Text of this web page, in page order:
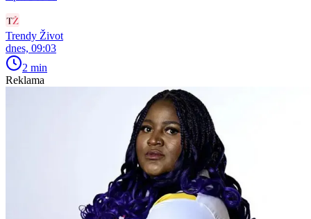
Trendy Život
dnes, 09:03
2 min
Reklama